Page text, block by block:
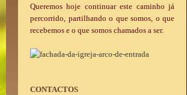
Queremos hoje continuar este caminho já
percorrido, partilhando o que somos, o que
recebemos e o que somos chamados a ser.
CONTACTOS